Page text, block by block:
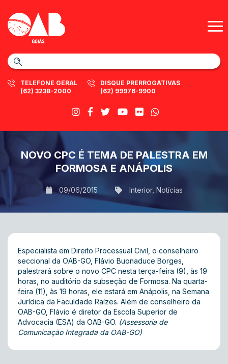
TELEFONE GERAL
(62) 3238-2000
DISQUE PRERROGATIVAS
(62) 99976-9900
NOVO CPC É TEMA DE PALESTRA EM
FORMOSA E ANÁPOLIS
09/06/2015 Interior, Notícias
Especialista em Direito Processual Civil, o conselheiro
seccional da OAB-GO, Flávio Buonaduce Borges,
palestrará sobre o novo CPC nesta terça-feira (9), às 19
horas, no auditório da subseção de Formosa. Na quarta-
feira (11), às 19 horas, ele estará em Anápolis, na Semana
Jurídica da Faculdade Raízes. Além de conselheiro da
OAB-GO, Flávio é diretor da Escola Superior de
Advocacia (ESA) da OAB-GO. (Assessoria de
Comunicação Integrada da OAB-GO)